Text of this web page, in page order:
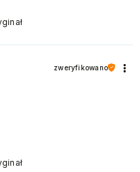
zweryfikowano